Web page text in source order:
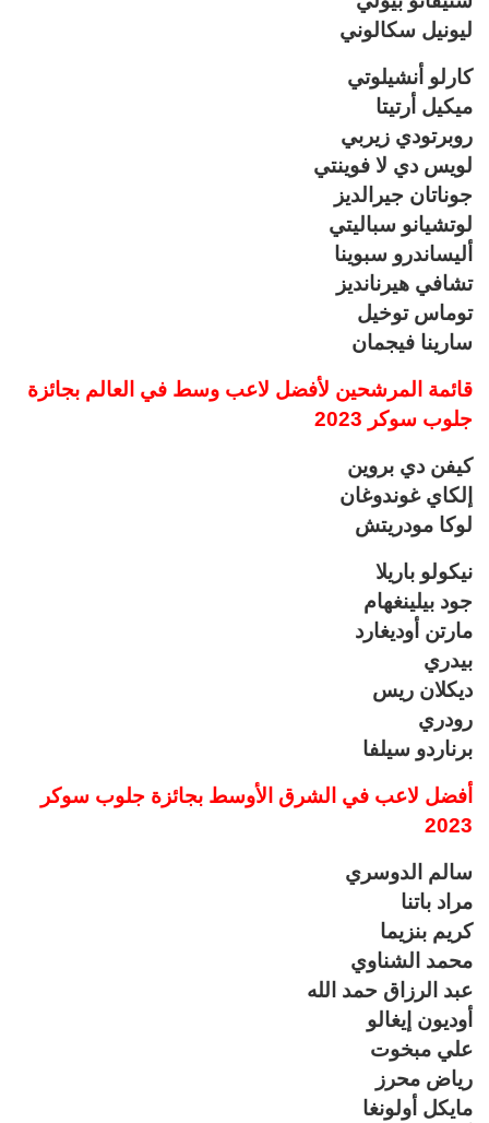
ليونيل سكالوني
كارلو أنشيلوتي
ميكيل أرتيتا
روبرتودي زيربي
لويس دي لا فوينتي
جوناتان جيرالديز
لوتشيانو سباليتي
أليساندرو سبوينا
تشافي هيرنانديز
توماس توخيل
سارينا فيجمان
قائمة المرشحين لأفضل لاعب وسط في العالم بجائزة
جلوب سوكر 2023
كيفن دي بروين
إلكاي غوندوغان
لوكا مودريتش
نيكولو باريلا
جود بيلينغهام
مارتن أوديغارد
بيدري
ديكلان ريس
رودري
برناردو سيلفا
أفضل لاعب في الشرق الأوسط بجائزة جلوب سوكر
2023
سالم الدوسري
مراد باتنا
كريم بنزيما
محمد الشناوي
عبد الرزاق حمد الله
أوديون إيغالو
علي مبخوت
رياض محرز
مايكل أولونغا